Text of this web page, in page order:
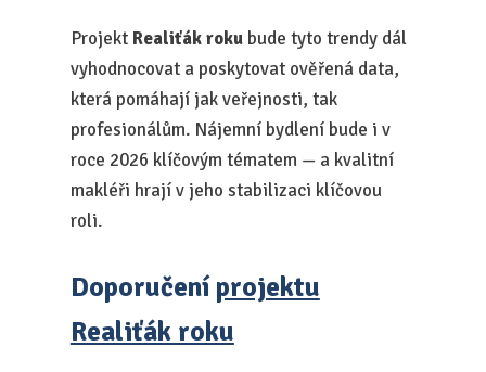
Projekt Realiťák rokubude tyto trendy dál
vyhodnocovat a poskytovat ověřená data,
která pomáhají jak veřejnosti, tak
profesionálům. Nájemní bydlení bude i v
roce 2026 klíčovým tématem — a kvalitní
makléři hrají v jeho stabilizaci klíčovou
roli.
Doporučeníprojektu
Realiťák roku